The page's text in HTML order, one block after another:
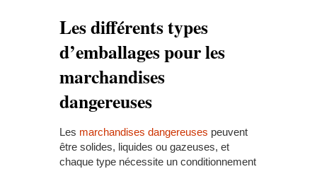
Les différents types
d’emballages pour les
marchandises
dangereuses
Les marchandises dangereuses peuvent
être solides, liquides ou gazeuses, et
chaque type nécessite un conditionnement